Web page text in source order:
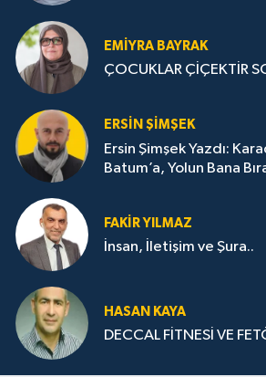
EMIYRA BAYRAK
ÇOCUKLAR ÇİÇEKTİR
ERSIN ŞIMŞEK
Ersin Şimşek Yazdı:
Batum’a, Yolun Bana
FAKIR YILMAZ
İnsan, İletişim ve Şura..
HASAN KAYA
DECCAL FİTNESİ VE